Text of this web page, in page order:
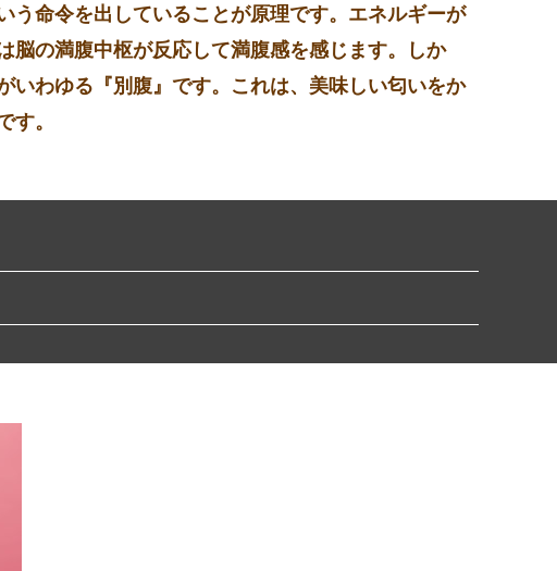
う命令を出していることが原理です。エネルギーが
脳の満腹中枢が反応して満腹感を感じます。しか
いわゆる『別腹』です。これは、美味しい匂いをか
す。